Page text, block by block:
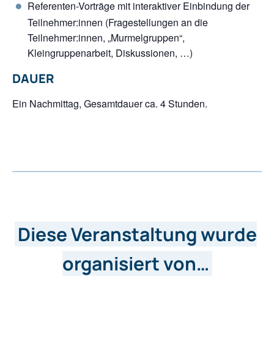
Referenten-Vorträge mit interaktiver Einbindung der
Teilnehmer:innen (Fragestellungen an die
Teilnehmer:innen, „Murmelgruppen“,
Kleingruppenarbeit, Diskussionen, …)
DAUER
Ein Nachmittag, Gesamtdauer ca. 4 Stunden.
Diese Veranstaltung wurde
organisiert von…